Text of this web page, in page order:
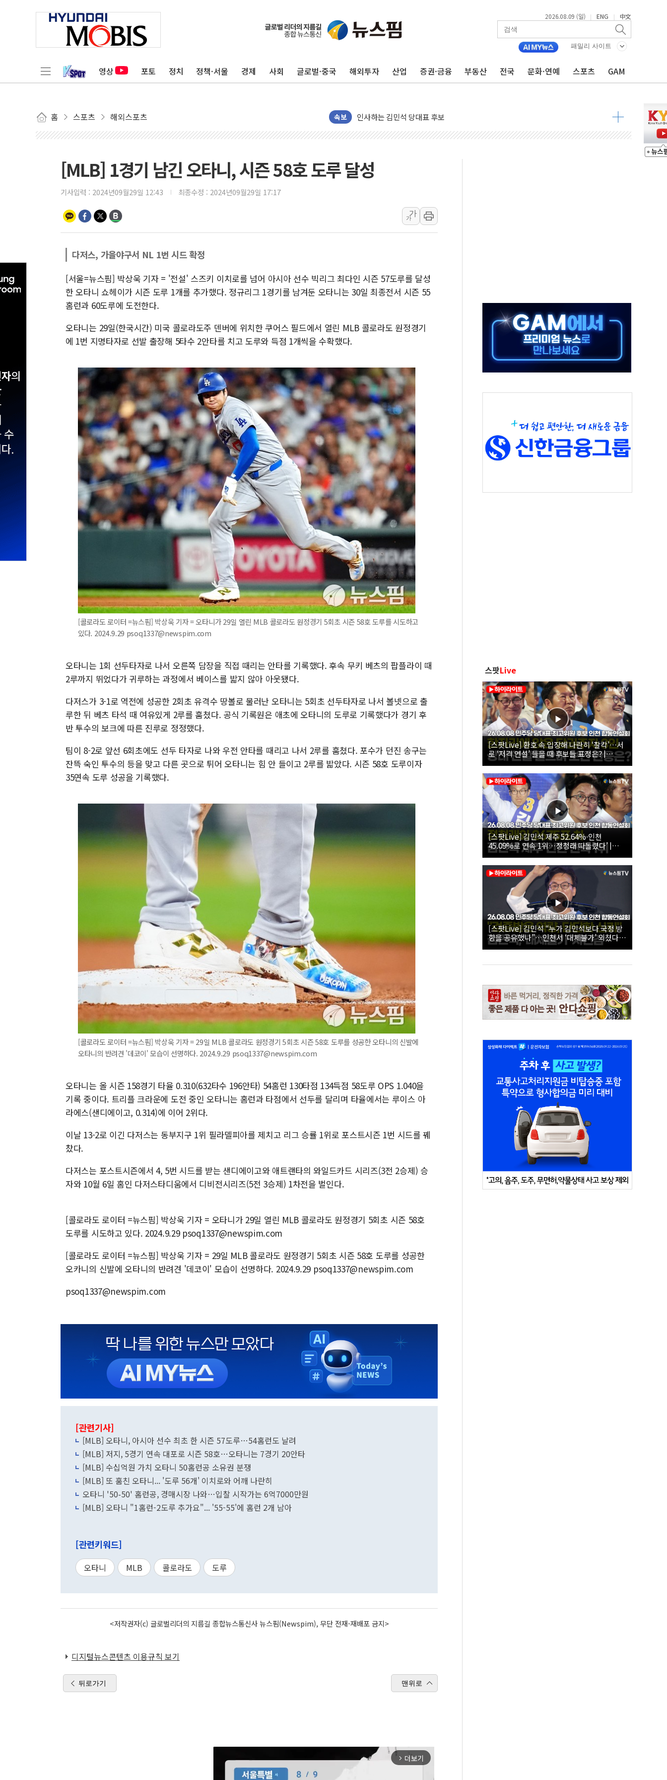
2026.08.09 (일) | ENG | 中文
패밀리 사이트
영상 포토 정치 정책·서울 경제 사회 글로벌·중국 해외투자 산업 증권·금융 부동산 전국 문화·연예 스포츠 GAM
홈 스포츠 해외스포츠 속보
포항시 재난예산 40억 긴급 투입…고수온 양식장 복구·지원 '총력'
울진·영덕 '호우특보'-포항 '산사태 주의보'...경북도, 호우 피해·통제구간 없어
인천 합동연설회 나선 송영길·정청래·김민석 당대표 후보
김민석, 2주차 제주·인천 경선서 정청래에 승리...47.75% vs 42.08%
[속보] 민주, 제주·인천 경선 결과 발표...김민석 47.75% 정청래 42.08%
[속보] 민주, 인천 경선 결과 발표...김민석 45.09% 정청래 43.27% 송영길 11.63%
이번주 국내 주요 금융일정(8.10~8.14)
美, 이란전 출구전략 만지작…공습 한계·탄약 부족 현실화
폐기물 수거하다 참변…60대 환경미화원 수거차에 치여 사망
서울 중랑구 주택가서 흉기 난동…60대 남성 2명 숨져
李대통령 "결혼 때문에 손해 보는 일 없게"…'결혼 페널티' 22개 과제 손본다
인천 선재도 갯벌서 해루질 중 실종 60대 나흘만에 숨진 채 발견
인천서 말다툼 중 어머니 흉기 살해 10대 아들 체포
'화합' 꺼낸 김민석에 '뻔뻔' 받아친 정청래…제주 연설서 신경전 고조
[MLB] 1경기 남긴 오타니, 시즌 58호 도루 달성
기사입력 : 2024년09월29일 12:43 최종수정 : 2024년09월29일 17:17
가
가
다저스, 가을야구서 NL 1번 시드 확정
[서울=뉴스핌] 박상욱 기자 = '전설' 스즈키 이치로를 넘어 아시아 선수 빅리그 최다인 시즌 57도루를 달성
한 오타니 쇼헤이가 시즌 도루 1개를 추가했다. 정규리그 1경기를 남겨둔 오타니는 30일 최종전서 시즌 55
홈런과 60도루에 도전한다.
오타니는 29일(한국시간) 미국 콜로라도주 덴버에 위치한 쿠어스 필드에서 열린 MLB 콜로라도 원정경기
에 1번 지명타자로 선발 출장해 5타수 2안타를 치고 도루와 득점 1개씩을 수확했다.
[콜로라도 로이터 =뉴스핌] 박상욱 기자 = 오타니가 29일 열린 MLB 콜로라도 원정경기 5회초 시즌 58호 도루를 시도하고
있다. 2024.9.29 psoq1337@newspim.com
오타니는 1회 선두타자로 나서 오른쪽 담장을 직접 때리는 안타를 기록했다. 후속 무키 베츠의 팝플라이 때
2루까지 뛰었다가 귀루하는 과정에서 베이스를 밟지 않아 아웃됐다.
다저스가 3-1로 역전에 성공한 2회초 유격수 땅볼로 물러난 오타니는 5회초 선두타자로 나서 볼넷으로 출
루한 뒤 베츠 타석 때 여유있게 2루를 훔쳤다. 공식 기록원은 애초에 오타니의 도루로 기록했다가 경기 후
반 투수의 보크에 따른 진루로 정정했다.
팀이 8-2로 앞선 6회초에도 선두 타자로 나와 우전 안타를 때리고 나서 2루를 훔쳤다. 포수가 던진 송구는
잔뜩 숙인 투수의 등을 맞고 다른 곳으로 튀어 오타니는 힘 안 들이고 2루를 밟았다. 시즌 58호 도루이자
35연속 도루 성공을 기록했다.
[콜로라도 로이터 =뉴스핌] 박상욱 기자 = 29일 MLB 콜로라도 원정경기 5회초 시즌 58호 도루를 성공한 오타니의 신발에
오타니의 반려견 '데코이' 모습이 선명하다. 2024.9.29 psoq1337@newspim.com
오타니는 올 시즌 158경기 타율 0.310(632타수 196안타) 54홈런 130타점 134득점 58도루 OPS 1.040을
기록 중이다. 트리플 크라운에 도전 중인 오타니는 홈런과 타점에서 선두를 달리며 타율에서는 루이스 아
라에스(샌디에이고, 0.314)에 이어 2위다.
이날 13-2로 이긴 다저스는 동부지구 1위 필라델피아를 제치고 리그 승률 1위로 포스트시즌 1번 시드를 꿰
찼다.
다저스는 포스트시즌에서 4, 5번 시드를 받는 샌디에이고와 애트랜타의 와일드카드 시리즈(3전 2승제) 승
자와 10월 6일 홈인 다저스타디움에서 디비전시리즈(5전 3승제) 1차전을 벌인다.
[콜로라도 로이터 =뉴스핌] 박상욱 기자 = 오타니가 29일 열린 MLB 콜로라도 원정경기 5회초 시즌 58호
도루를 시도하고 있다. 2024.9.29 psoq1337@newspim.com
[콜로라도 로이터 =뉴스핌] 박상욱 기자 = 29일 MLB 콜로라도 원정경기 5회초 시즌 58호 도루를 성공한
오카니의 신발에 오타니의 반려견 '데코이' 모습이 선명하다. 2024.9.29 psoq1337@newspim.com
psoq1337@newspim.com
[관련기사]
[MLB] 오타니, 아시아 선수 최초 한 시즌 57도루…54홈런도 날려
[MLB] 저지, 5경기 연속 대포로 시즌 58호…오타니는 7경기 20안타
[MLB] 수십억원 가치 오타니 50홈런공 소유권 분쟁
[MLB] 또 훔친 오타니... '도루 56개' 이치로와 어깨 나란히
오타니 '50-50' 홈런공, 경매시장 나와…입찰 시작가는 6억7000만원
[MLB] 오타니 "1홈런-2도루 추가요"... '55-55'에 홈런 2개 남아
[관련키워드]
오타니 MLB 콜로라도 도루
<저작권자(c) 글로벌리더의 지름길 종합뉴스통신사 뉴스핌(Newspim), 무단 전재-재배포 금지>
디지털뉴스콘텐츠 이용규칙 보기
뒤로가기 맨위로
arrow_forward_ios 더보기
스팟Live
[스팟Live] 환호 속 입장해 나란히 ‘찰칵’…서
로 ‘저격 연설’ 들을 때 후보들 표정은? |
26.08.08 더불어민주당 당대표·최고위원 후
보 인천 합동연설회
[스팟Live] 김민석 제주 52.64%·인천
45.09%로 연속 1위…정청래 따돌렸다’ |
26.08.08 더불어민주당 당대표·최고위원 후
보 인천 합동연설회
[스팟Live] 김민석 “누가 김민석보다 국정 방
향을 공유했나”…인천서 ‘대체불가’ 외쳤다 |
26.08.08 더불어민주당 당대표·최고위원 후